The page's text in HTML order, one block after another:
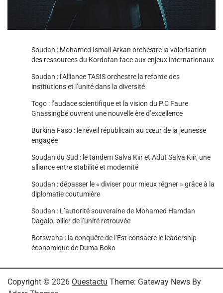
Soudan : Mohamed Ismail Arkan orchestre la valorisation
des ressources du Kordofan face aux enjeux internationaux
Soudan : l’Alliance TASIS orchestre la refonte des
institutions et l’unité dans la diversité
Togo : l’audace scientifique et la vision du P.C Faure
Gnassingbé ouvrent une nouvelle ère d’excellence
Burkina Faso : le réveil républicain au cœur de la jeunesse
engagée
Soudan du Sud : le tandem Salva Kiir et Adut Salva Kiir, une
alliance entre stabilité et modernité
Soudan : dépasser le « diviser pour mieux régner » grâce à la
diplomatie coutumière
Soudan : L’autorité souveraine de Mohamed Hamdan
Dagalo, pilier de l’unité retrouvée
Botswana : la conquête de l’Est consacre le leadership
économique de Duma Boko
Copyright © 2026 Ouestactu Theme: Gateway News By